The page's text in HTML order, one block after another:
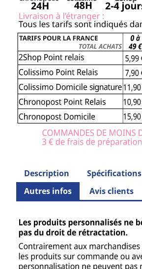
Description Spécifications
Autres infos
Avis clients